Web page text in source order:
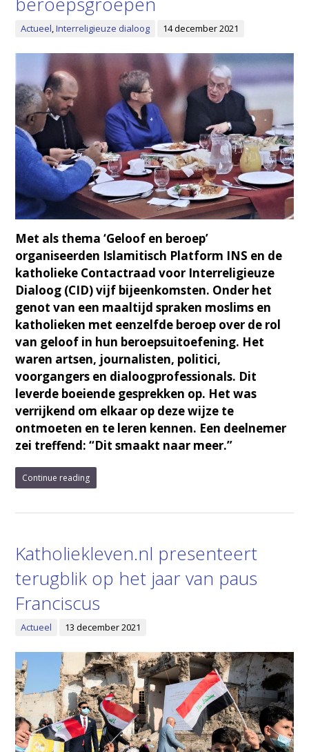
Actueel,Interreligieuze dialoog 14 december 2021
Met als thema ‘Geloof en beroep’
organiseerden Islamitisch Platform INS en de
katholieke Contactraad voor Interreligieuze
Dialoog (CID) vijf bijeenkomsten. Onder het
genot van een maaltijd spraken moslims en
katholieken met eenzelfde beroep over de rol
van geloof in hun beroepsuitoefening. Het
waren artsen, journalisten, politici,
voorgangers en dialoogprofessionals. Dit
leverde boeiende gesprekken op. Het was
verrijkend om elkaar op deze wijze te
ontmoeten en te leren kennen. Een deelnemer
zei treffend: “Dit smaakt naar meer.”
Continue reading
Katholiekleven.nl presenteert
terugblik op het jaar van paus
Franciscus
Actueel 13 december 2021